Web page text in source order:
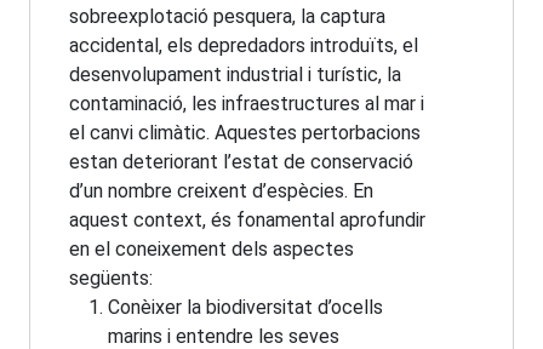
sobreexplotació pesquera, la captura
accidental, els depredadors introduïts, el
desenvolupament industrial i turístic, la
contaminació, les infraestructures al mar i
el canvi climàtic. Aquestes pertorbacions
estan deteriorant l’estat de conservació
d’un nombre creixent d’espècies. En
aquest context, és fonamental aprofundir
en el coneixement dels aspectes
següents:
Conèixer la biodiversitat d’ocells
marins i entendre les seves